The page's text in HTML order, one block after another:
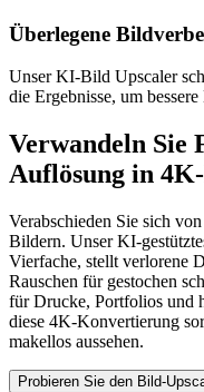
Überlegene
Unser KI-Bild Upscaler
die Ergebnisse, um
Verwandeln Sie
Auflösung in
Verabschieden Sie sich
Bildern. Unser KI-
Vierfache, stellt verlorene
Rauschen für gestochen
für Drucke, Portfolios und
diese 4K-Konvertierung
makellos aussehen.
Probieren Sie den Bild-